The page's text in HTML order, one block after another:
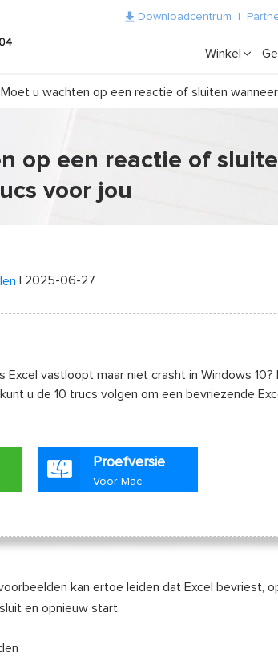
Downloadcentrum
Winkel
u wachten op een reactie of sluiten
op een reactie of
voor jou
| 2025-06-27
Excel vastloopt maar niet crasht in Windows
u de 10 trucs volgen om een ​​bevriezende
Proefversie
Voor Mac
kan ertoe leiden dat Excel bevriest,
en opnieuw start.